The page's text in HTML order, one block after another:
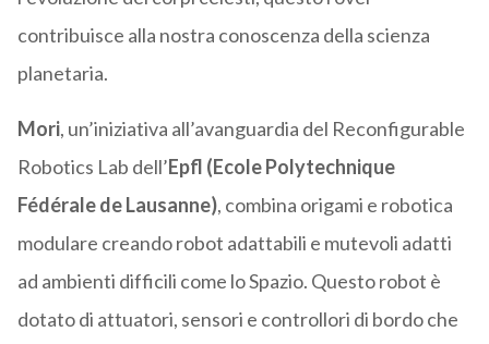
contribuisce alla nostra conoscenza della scienza
planetaria.
Mori, un’iniziativa all’avanguardia del Reconfigurable
Robotics Lab dell’Epfl (Ecole Polytechnique
Fédérale de Lausanne), combina origami e robotica
modulare creando robot adattabili e mutevoli adatti
ad ambienti difficili come lo Spazio. Questo robot è
dotato di attuatori, sensori e controllori di bordo che